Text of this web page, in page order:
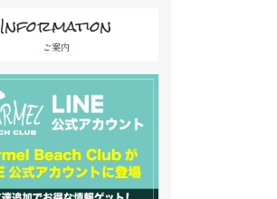
Information
ご案内